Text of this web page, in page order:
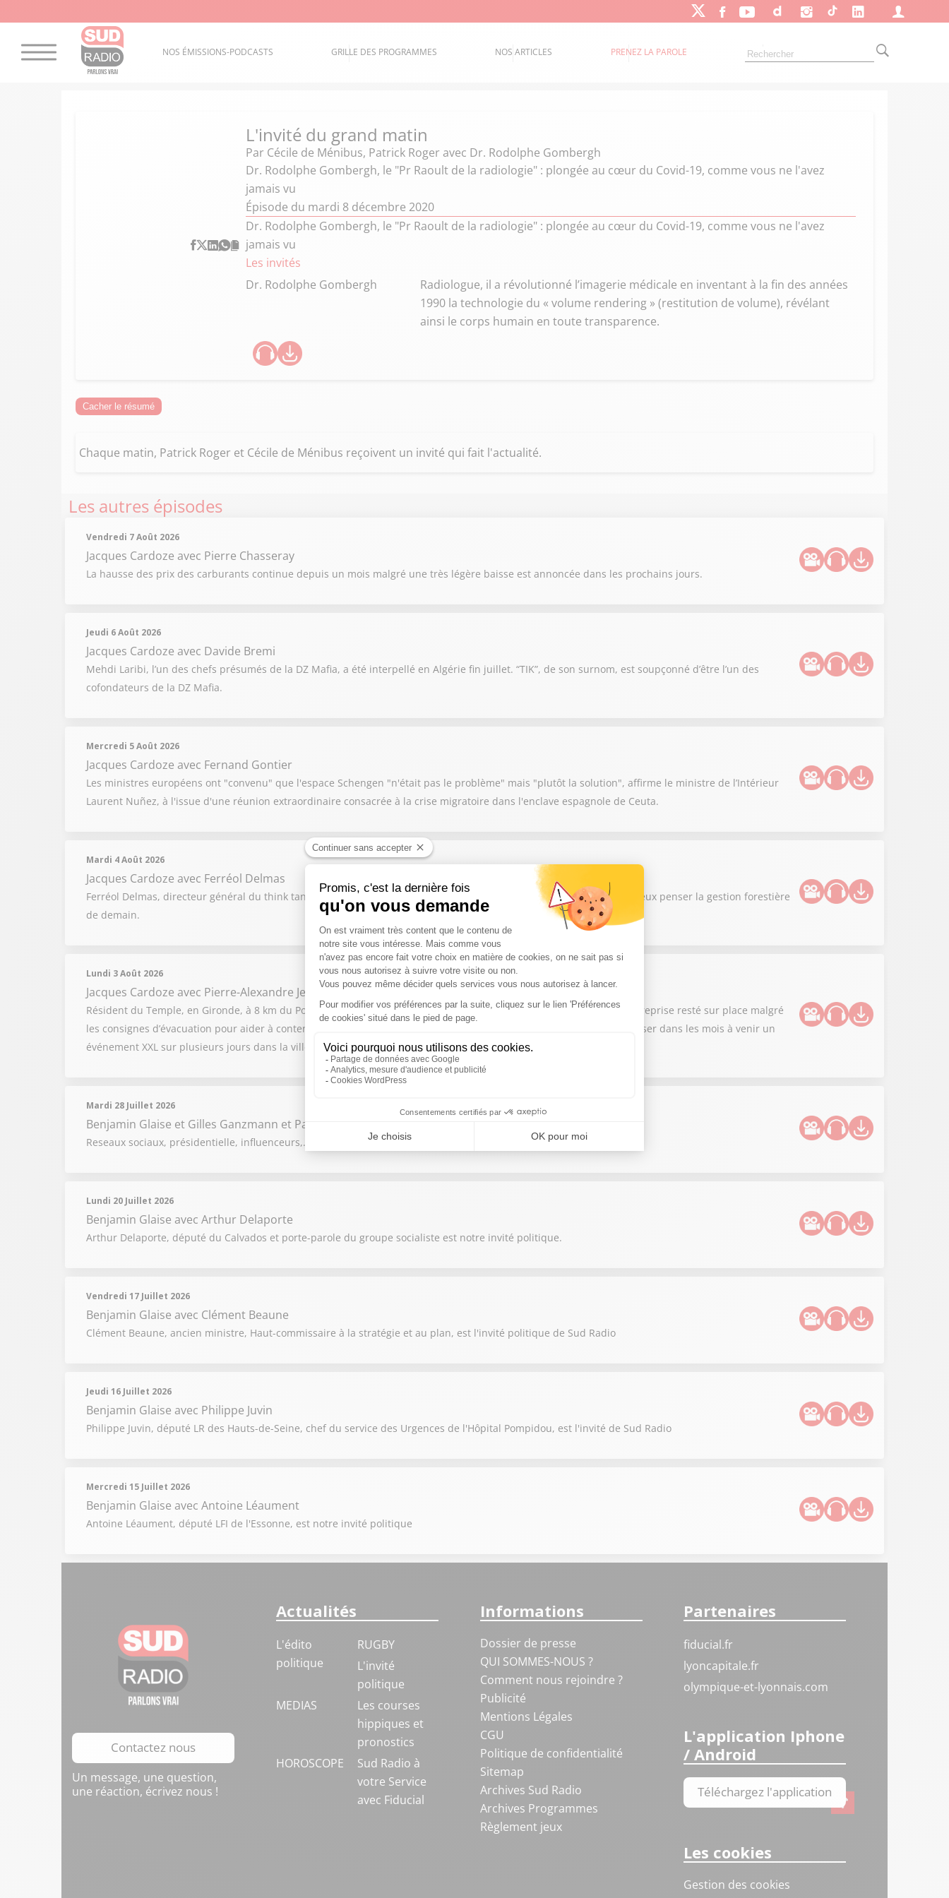
NOS ÉMISSIONS-PODCASTS GRILLE DES PROGRAMMES NOS ARTICLES PRENEZ LA PAROLE
L'invité du grand matin
Par Cécile de Ménibus, Patrick Roger avec Dr. Rodolphe Gombergh
Dr. Rodolphe Gombergh, le "Pr Raoult de la radiologie" : plongée au cœur du Covid-19, comme vous ne l'avez
jamais vu
Épisode du mardi 8 décembre 2020
Dr. Rodolphe Gombergh, le "Pr Raoult de la radiologie" : plongée au cœur du Covid-19, comme vous ne l'avez
jamais vu
Les invités
Dr. Rodolphe Gombergh
Radiologue, il a révolutionné l’imagerie médicale en inventant à la fin des années
1990 la technologie du « volume rendering » (restitution de volume), révélant
ainsi le corps humain en toute transparence.
Cacher le résumé
Chaque matin, Patrick Roger et Cécile de Ménibus reçoivent un invité qui fait l'actualité.
Les autres épisodes
Vendredi 7 Août 2026
Jacques Cardoze avec Pierre Chasseray
La hausse des prix des carburants continue depuis un mois malgré une très légère baisse est annoncée dans les prochains jours.
Jeudi 6 Août 2026
Jacques Cardoze avec Davide Bremi
Mehdi Laribi, l’un des chefs présumés de la DZ Mafia, a été interpellé en Algérie fin juillet. “TIK”, de son surnom, est soupçonné d’être l’un des
cofondateurs de la DZ Mafia.
Mercredi 5 Août 2026
Jacques Cardoze avec Fernand Gontier
Les ministres européens ont "convenu" que l'espace Schengen "n'était pas le problème" mais "plutôt la solution", affirme le ministre de l’Intérieur
Laurent Nuñez, à l'issue d'une réunion extraordinaire consacrée à la crise migratoire dans l'enclave espagnole de Ceuta.
Mardi 4 Août 2026
Jacques Cardoze avec Ferréol Delmas
Ferréol Delmas, directeur général du think tank Écologie responsable, dévoile sur SUD RADIO un “Plan forêt” pour mieux penser la gestion forestière
de demain.
Lundi 3 Août 2026
Jacques Cardoze avec Pierre-Alexandre Jeandel
Résident du Temple, en Gironde, à 8 km du Porge, commune durement frappée par l’incendie monstre, ce chef d’entreprise resté sur place malgré
les consignes d’évacuation pour aider à contenir les flammes, espère mobiliser nombre de personnalités pour organiser dans les mois à venir un
événement XXL sur plusieurs jours dans la ville dévastée.
Mardi 28 Juillet 2026
Benjamin Glaise et Gilles Ganzmann et Patrick Roger
Reseaux sociaux, présidentielle, influenceurs,... retrouvez l'interview de Martin Ajdari, président de l'Arcom
Lundi 20 Juillet 2026
Benjamin Glaise avec Arthur Delaporte
Arthur Delaporte, député du Calvados et porte-parole du groupe socialiste est notre invité politique.
Vendredi 17 Juillet 2026
Benjamin Glaise avec Clément Beaune
Clément Beaune, ancien ministre, Haut-commissaire à la stratégie et au plan, est l'invité politique de Sud Radio
Jeudi 16 Juillet 2026
Benjamin Glaise avec Philippe Juvin
Philippe Juvin, député LR des Hauts-de-Seine, chef du service des Urgences de l'Hôpital Pompidou, est l'invité de Sud Radio
Mercredi 15 Juillet 2026
Benjamin Glaise avec Antoine Léaument
Antoine Léaument, député LFI de l'Essonne, est notre invité politique
Contactez nous
Un message, une question,
une réaction, écrivez nous !
Actualités
L'édito
politique
RUGBY
L'invité
politique
MEDIAS
Les courses
hippiques et
pronostics
HOROSCOPE
Sud Radio à
votre Service
avec Fiducial
Informations
Dossier de presse
QUI SOMMES-NOUS ?
Comment nous rejoindre ?
Publicité
Mentions Légales
CGU
Politique de confidentialité
Sitemap
Archives Sud Radio
Archives Programmes
Règlement jeux
Partenaires
fiducial.fr
lyoncapitale.fr
olympique-et-lyonnais.com
L'application Iphone
/ Android
Téléchargez l'application
Les cookies
Gestion des cookies